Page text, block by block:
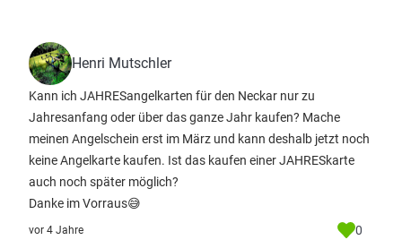
Henri Mutschler
Kann ich JAHRESangelkarten für den Neckar nur zu
Jahresanfang oder über das ganze Jahr kaufen? Mache
meinen Angelschein erst im März und kann deshalb jetzt noch
keine Angelkarte kaufen. Ist das kaufen einer JAHRESkarte
auch noch später möglich?
Danke im Vorraus😅
vor 4 Jahre 0